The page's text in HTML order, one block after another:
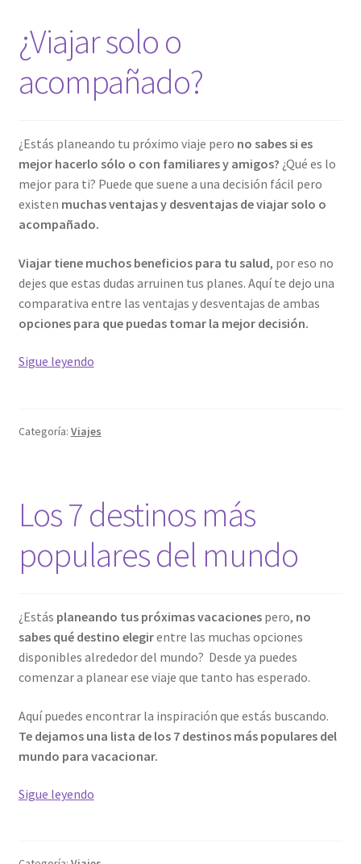
¿Viajar solo o
acompañado?
¿Estás planeando tu próximo viaje pero no sabes si es
mejor hacerlo sólo o con familiares y amigos? ¿Qué es lo
mejor para ti? Puede que suene a una decisión fácil pero
existen muchas ventajas y desventajas de viajar solo o
acompañado.
Viajar tiene muchos beneficios para tu salud, por eso no
dejes que estas dudas arruinen tus planes. Aquí te dejo una
comparativa entre las ventajas y desventajas de ambas
opciones para que puedas tomar la mejor decisión.
Sigue leyendo¿Viajar
Categoría: Viajes
Los 7 destinos más
populares del mundo
¿Estás planeando tus próximas vacacionespero, no
sabes qué destino elegirentre las muchas opciones
disponibles alrededor del mundo? Desde ya puedes
comenzar a planear ese viaje que tanto has esperado.
Aquí puedes encontrar la inspiración que estás buscando.
Te dejamos una lista de los 7 destinos más populares del
mundo para vacacionar.
Sigue leyendoLos